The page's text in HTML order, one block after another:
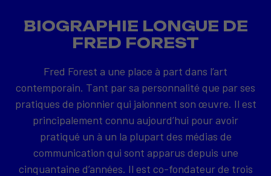
BIOGRAPHIE LONGUE DE
FRED FOREST
Fred Forest a une place à part dans l’art
contemporain. Tant par sa personnalité que par ses
pratiques de pionnier qui jalonnent son œuvre. Il est
principalement connu aujourd’hui pour avoir
pratiqué un à un la plupart des médias de
communication qui sont apparus depuis une
cinquantaine d’années. Il est co-fondateur de trois